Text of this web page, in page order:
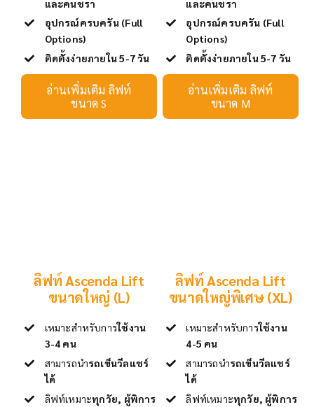
และคนชรา
อุปกรณ์ครบครัน (Full
Options)
ติดตั้งง่ายภายใน 5-7 วัน
อ่านเพิ่มเติม ลิฟท์
ขนาด S
และคนชรา
อุปกรณ์ครบครัน (Full
Options)
ติดตั้งง่ายภายใน 5-7 วัน
อ่านเพิ่มเติม ลิฟท์
ขนาด M
ลิฟท์ Ascenda Lift
ขนาดใหญ่ (L)
เหมาะสำหรับการใช้งาน
3-4 คน
สามารถนำรถเข็นวีลแชร์
ได้
ลิฟท์เหมาะทุกวัย, ผู้พิการ
ลิฟท์ Ascenda Lift
ขนาดใหญ่พิเศษ (XL)
เหมาะสำหรับการใช้งาน
4-5 คน
สามารถนำรถเข็นวีลแชร์
ได้
ลิฟท์เหมาะทุกวัย, ผู้พิการ